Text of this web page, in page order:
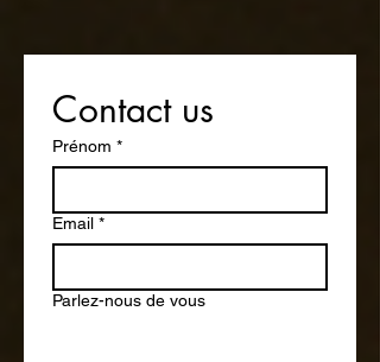
Contact us
Prénom *
Email *
Parlez-nous de vous